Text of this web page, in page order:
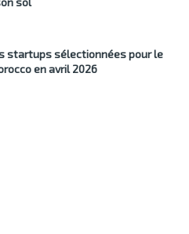
startups sélectionnées pour le
en avril 2026